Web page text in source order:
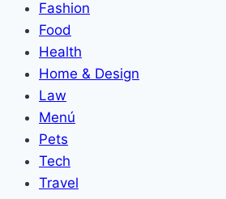
Fashion
Food
Health
Home & Design
Law
Menú
Pets
Tech
Travel